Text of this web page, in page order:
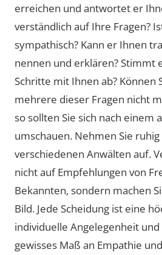
erreichen und antwortet er
verständlich auf Ihre Fragen?
sympathisch? Kann er Ihnen
nennen und erklären? Stimmt
Schritte mit Ihnen ab? Können
mehrere dieser Fragen nicht
so sollten Sie sich nach einem
umschauen. Nehmen Sie
verschiedenen Anwälten auf.
nicht auf Empfehlungen von
Bekannten, sondern machen
Bild. Jede Scheidung ist eine
individuelle Angelegenheit
gewisses Maß an Empathie